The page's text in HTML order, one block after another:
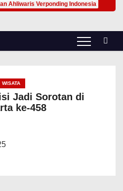
Ahliwaris Verponding Indonesia
WISATA
Jadi Sorotan di
ke-458